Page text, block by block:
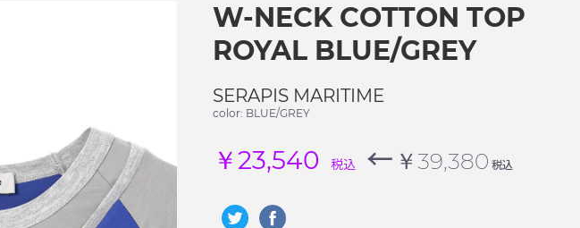
W-NECK COTTON TOP
ROYAL BLUE/GREY
SERAPIS MARITIME
color: BLUE/GREY
￥23,540 税込 ← ￥39,380 税込